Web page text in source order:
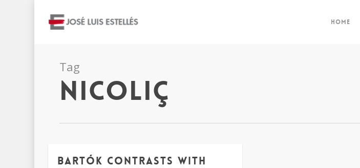
Home
Tag
nicoliç
Bartók Contrasts with